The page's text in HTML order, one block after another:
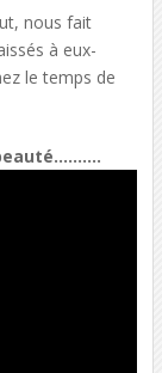
nous fait
à eux-
le temps de